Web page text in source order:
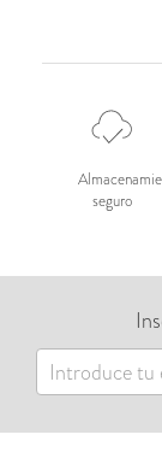
seguro